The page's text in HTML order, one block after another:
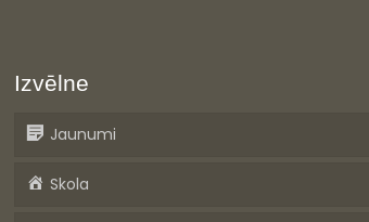
Izvēlne
Jaunumi
Skola